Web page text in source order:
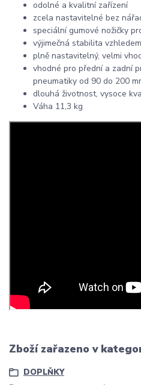
odolné a kvalitní zařízení
zcela nastavitelné bez
speciální gumové nožičky
výjimečná stabilita
plně nastavitelný, velmi
vhodné pro přední a zadní
pneumatiky od 90 do 200
dlouhá životnost, vysoce
Váha 11,3 kg
Zboží zařazeno v
DOPLŇKY